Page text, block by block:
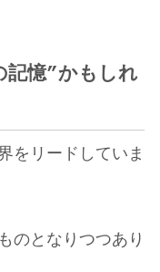
記憶”かもしれ
をリードしていま
のとなりつつあり